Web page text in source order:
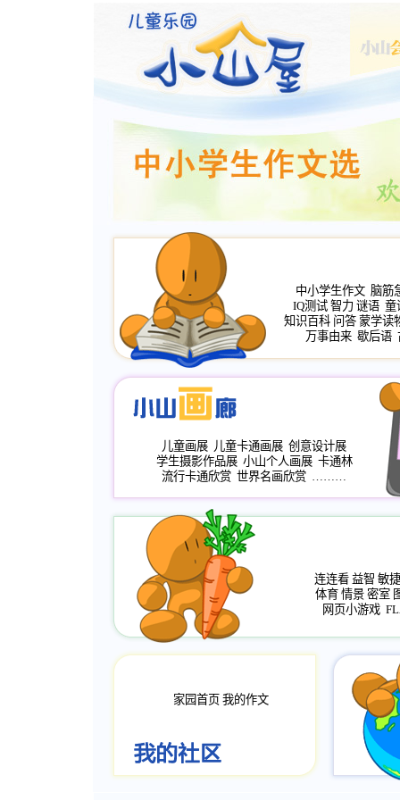
中小学生作文 脑筋
IQ测试 智力 谜语 童
知识百科 问答 蒙学读
万事由来 歇后语
儿童画展 儿童卡通画展 创意设计展
学生摄影作品展 小山个人画展 卡通林
流行卡通欣赏 世界名画欣赏 ………
连连看 益智 敏捷
体育 情景 密室
网页小游戏
家园首页 我的作文